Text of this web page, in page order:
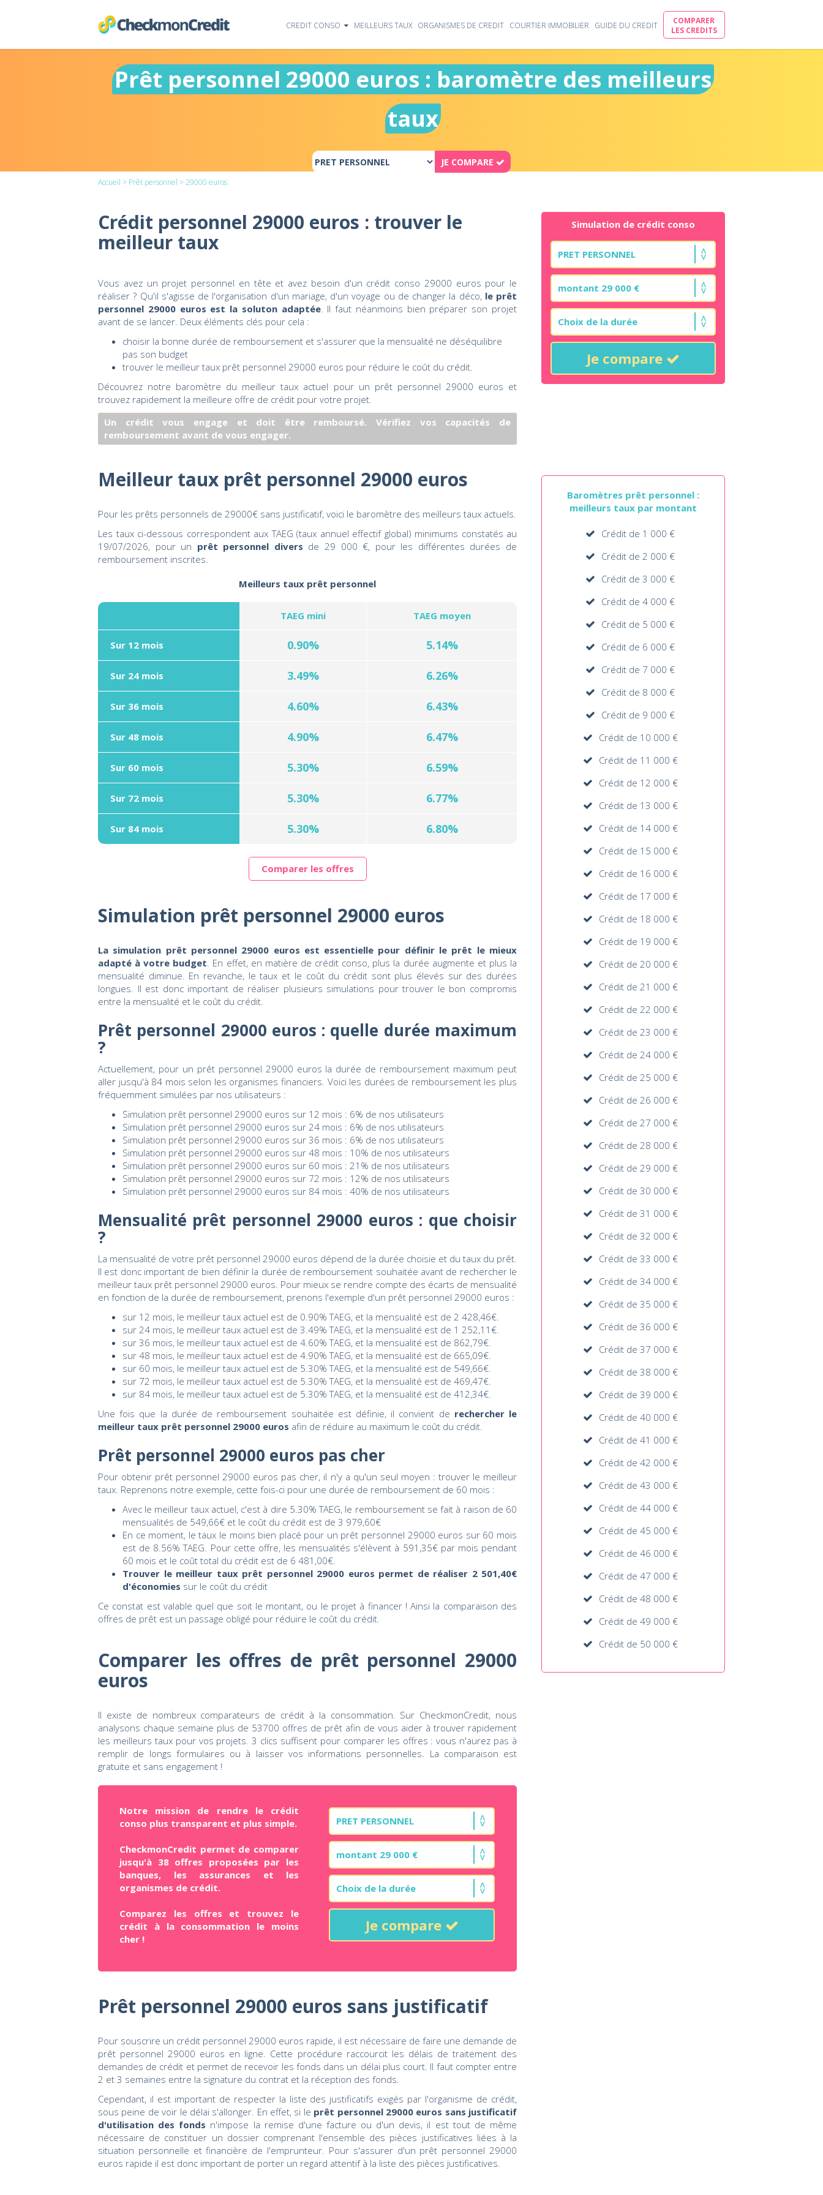
CREDIT CONSO MEILLEURS TAUX ORGANISMES DE CREDIT COURTIER IMMOBILIER GUIDE DU CREDIT
COMPARER
LES CREDITS
Prêt personnel 29000 euros : baromètre des meilleurs
taux
JE COMPARE
Accueil > Prêt personnel > 29000 euros
Crédit personnel 29000 euros : trouver le
meilleur taux
Vous avez un projet personnel en tête et avez besoin d'un crédit conso 29000 euros pour le
réaliser ? Qu'il s'agisse de l'organisation d'un mariage, d'un voyage ou de changer la déco, le prêt
personnel 29000 euros est la soluton adaptée. Il faut néanmoins bien préparer son projet
avant de se lancer. Deux éléments clés pour cela :
choisir la bonne durée de remboursement et s'assurer que la mensualité ne déséquilibre
pas son budget
trouver le meilleur taux prêt personnel 29000 euros pour réduire le coût du crédit.
Découvrez notre baromètre du meilleur taux actuel pour un prêt personnel 29000 euros et
trouvez rapidement la meilleure offre de crédit pour votre projet.
Un crédit vous engage et doit être remboursé. Vérifiez vos capacités de
remboursement avant de vous engager.
Simulation de crédit conso
Je compare
Meilleur taux prêt personnel 29000 euros
Pour les prêts personnels de 29000€ sans justificatif, voici le baromètre des meilleurs taux actuels.
Les taux ci-dessous correspondent aux TAEG (taux annuel effectif global) minimums constatés au
19/07/2026, pour un prêt personnel divers de 29 000 €, pour les différentes durées de
remboursement inscrites.
Meilleurs taux prêt personnel
TAEG mini TAEG moyen
Sur 12 mois 0.90% 5.14%
Sur 24 mois 3.49% 6.26%
Sur 36 mois 4.60% 6.43%
Sur 48 mois 4.90% 6.47%
Sur 60 mois 5.30% 6.59%
Sur 72 mois 5.30% 6.77%
Sur 84 mois 5.30% 6.80%
Comparer les offres
Simulation prêt personnel 29000 euros
La simulation prêt personnel 29000 euros est essentielle pour définir le prêt le mieux
adapté à votre budget. En effet, en matière de crédit conso, plus la durée augmente et plus la
mensualité diminue. En revanche, le taux et le coût du crédit sont plus élevés sur des durées
longues. Il est donc important de réaliser plusieurs simulations pour trouver le bon compromis
entre la mensualité et le coût du crédit.
Prêt personnel 29000 euros : quelle durée maximum
?
Actuellement, pour un prêt personnel 29000 euros la durée de remboursement maximum peut
aller jusqu'à 84 mois selon les organismes financiers. Voici les durées de remboursement les plus
fréquemment simulées par nos utilisateurs :
Simulation prêt personnel 29000 euros sur 12 mois : 6% de nos utilisateurs
Simulation prêt personnel 29000 euros sur 24 mois : 6% de nos utilisateurs
Simulation prêt personnel 29000 euros sur 36 mois : 6% de nos utilisateurs
Simulation prêt personnel 29000 euros sur 48 mois : 10% de nos utilisateurs
Simulation prêt personnel 29000 euros sur 60 mois : 21% de nos utilisateurs
Simulation prêt personnel 29000 euros sur 72 mois : 12% de nos utilisateurs
Simulation prêt personnel 29000 euros sur 84 mois : 40% de nos utilisateurs
Mensualité prêt personnel 29000 euros : que choisir
?
La mensualité de votre prêt personnel 29000 euros dépend de la durée choisie et du taux du prêt.
Il est donc important de bien définir la durée de remboursement souhaitée avant de rechercher le
meilleur taux prêt personnel 29000 euros. Pour mieux se rendre compte des écarts de mensualité
en fonction de la durée de remboursement, prenons l'exemple d'un prêt personnel 29000 euros :
sur 12 mois, le meilleur taux actuel est de 0.90% TAEG, et la mensualité est de 2 428,46€.
sur 24 mois, le meilleur taux actuel est de 3.49% TAEG, et la mensualité est de 1 252,11€.
sur 36 mois, le meilleur taux actuel est de 4.60% TAEG, et la mensualité est de 862,79€.
sur 48 mois, le meilleur taux actuel est de 4.90% TAEG, et la mensualité est de 665,09€.
sur 60 mois, le meilleur taux actuel est de 5.30% TAEG, et la mensualité est de 549,66€.
sur 72 mois, le meilleur taux actuel est de 5.30% TAEG, et la mensualité est de 469,47€.
sur 84 mois, le meilleur taux actuel est de 5.30% TAEG, et la mensualité est de 412,34€.
Une fois que la durée de remboursement souhaitée est définie, il convient de rechercher le
meilleur taux prêt personnel 29000 euros afin de réduire au maximum le coût du crédit.
Prêt personnel 29000 euros pas cher
Pour obtenir prêt personnel 29000 euros pas cher, il n'y a qu'un seul moyen : trouver le meilleur
taux. Reprenons notre exemple, cette fois-ci pour une durée de remboursement de 60 mois :
Avec le meilleur taux actuel, c'est à dire 5.30% TAEG, le remboursement se fait à raison de 60
mensualités de 549,66€ et le coût du crédit est de 3 979,60€
En ce moment, le taux le moins bien placé pour un prêt personnel 29000 euros sur 60 mois
est de 8.56% TAEG. Pour cette offre, les mensualités s'élèvent à 591,35€ par mois pendant
60 mois et le coût total du crédit est de 6 481,00€.
Trouver le meilleur taux prêt personnel 29000 euros permet de réaliser 2 501,40€
d'économies sur le coût du crédit
Ce constat est valable quel que soit le montant, ou le projet à financer ! Ainsi la comparaison des
offres de prêt est un passage obligé pour réduire le coût du crédit.
Comparer les offres de prêt personnel 29000
euros
Il existe de nombreux comparateurs de crédit à la consommation. Sur CheckmonCredit, nous
analysons chaque semaine plus de 53700 offres de prêt afin de vous aider à trouver rapidement
les meilleurs taux pour vos projets. 3 clics suffisent pour comparer les offres : vous n'aurez pas à
remplir de longs formulaires ou à laisser vos informations personnelles. La comparaison est
gratuite et sans engagement !
Notre mission de rendre le crédit
conso plus transparent et plus simple.
CheckmonCredit permet de comparer
jusqu'à 38 offres proposées par les
banques, les assurances et les
organismes de crédit.
Comparez les offres et trouvez le
crédit à la consommation le moins
cher !
Je compare
Prêt personnel 29000 euros sans justificatif
Pour souscrire un crédit personnel 29000 euros rapide, il est nécessaire de faire une demande de
prêt personnel 29000 euros en ligne. Cette procédure raccourcit les délais de traitement des
demandes de crédit et permet de recevoir les fonds dans un délai plus court. Il faut compter entre
2 et 3 semaines entre la signature du contrat et la réception des fonds.
Cependant, il est important de respecter la liste des justificatifs exigés par l'organisme de crédit,
sous peine de voir le délai s'allonger. En effet, si le prêt personnel 29000 euros sans justificatif
d'utilisation des fonds n'impose la remise d'une facture ou d'un devis, il est tout de même
nécessaire de constituer un dossier comprenant l'ensemble des pièces justificatives liées à la
situation personnelle et financière de l'emprunteur. Pour s'assurer d'un prêt personnel 29000
euros rapide il est donc important de porter un regard attentif à la liste des pièces justificatives.
Baromètres prêt personnel :
meilleurs taux par montant
Crédit de 1 000 €
Crédit de 2 000 €
Crédit de 3 000 €
Crédit de 4 000 €
Crédit de 5 000 €
Crédit de 6 000 €
Crédit de 7 000 €
Crédit de 8 000 €
Crédit de 9 000 €
Crédit de 10 000 €
Crédit de 11 000 €
Crédit de 12 000 €
Crédit de 13 000 €
Crédit de 14 000 €
Crédit de 15 000 €
Crédit de 16 000 €
Crédit de 17 000 €
Crédit de 18 000 €
Crédit de 19 000 €
Crédit de 20 000 €
Crédit de 21 000 €
Crédit de 22 000 €
Crédit de 23 000 €
Crédit de 24 000 €
Crédit de 25 000 €
Crédit de 26 000 €
Crédit de 27 000 €
Crédit de 28 000 €
Crédit de 29 000 €
Crédit de 30 000 €
Crédit de 31 000 €
Crédit de 32 000 €
Crédit de 33 000 €
Crédit de 34 000 €
Crédit de 35 000 €
Crédit de 36 000 €
Crédit de 37 000 €
Crédit de 38 000 €
Crédit de 39 000 €
Crédit de 40 000 €
Crédit de 41 000 €
Crédit de 42 000 €
Crédit de 43 000 €
Crédit de 44 000 €
Crédit de 45 000 €
Crédit de 46 000 €
Crédit de 47 000 €
Crédit de 48 000 €
Crédit de 49 000 €
Crédit de 50 000 €